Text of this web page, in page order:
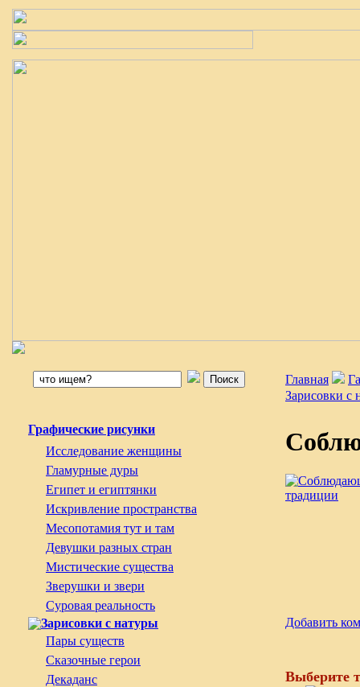
Графические рисунки
Исследование женщины
Гламурные дуры
Египет и египтянки
Искривление пространства
Месопотамия тут и там
Девушки разных стран
Мистические существа
Зверушки и звери
Суровая реальность
Зарисовки с натуры
Пары существ
Сказочные герои
Декаданс
Главная
Зарисовки с
Добавить
Выберите